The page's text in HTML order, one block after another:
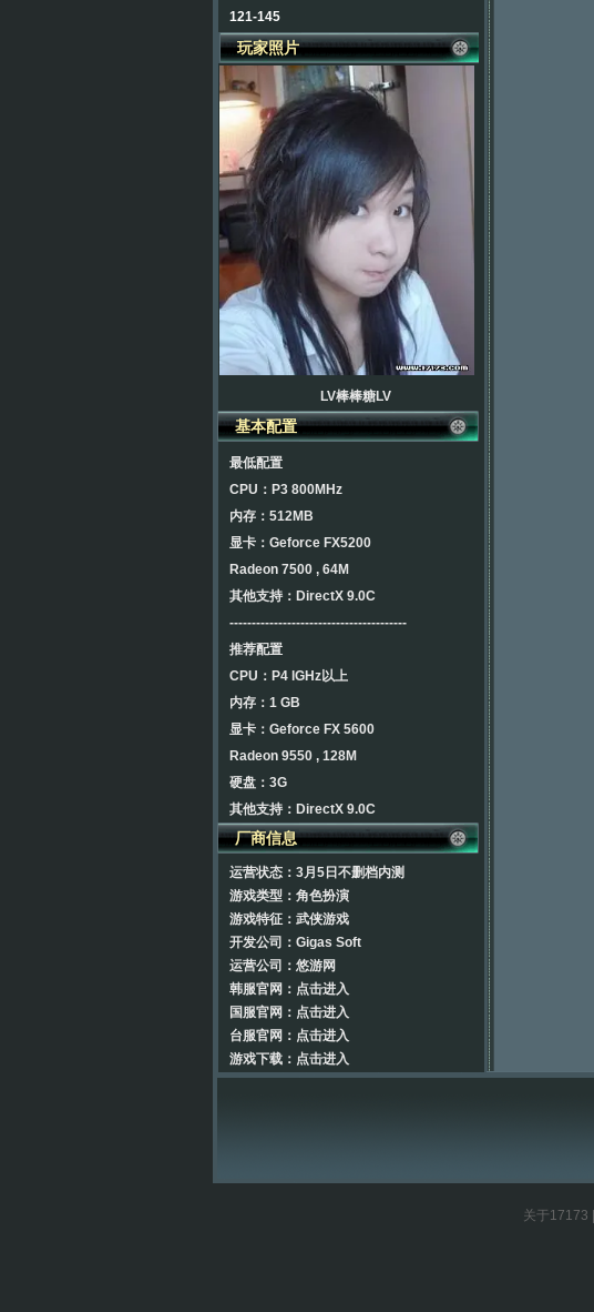
121-145
玩家照片
LV棒棒糖LV
基本配置
最低配置
CPU：P3 800MHz
内存：512MB
显卡：Geforce FX5200
Radeon 7500 , 64M
其他支持：DirectX 9.0C
----------------------------------------
推荐配置
CPU：P4 lGHz以上
内存：1 GB
显卡：Geforce FX 5600
Radeon 9550 , 128M
硬盘：3G
其他支持：DirectX 9.0C
厂商信息
运营状态：3月5日不删档内测
游戏类型：角色扮演
游戏特征：武侠游戏
开发公司：Gigas Soft
运营公司： 悠游网
韩服官网： 点击进入
国服官网： 点击进入
台服官网： 点击进入
游戏下载： 点击进入
关于17173